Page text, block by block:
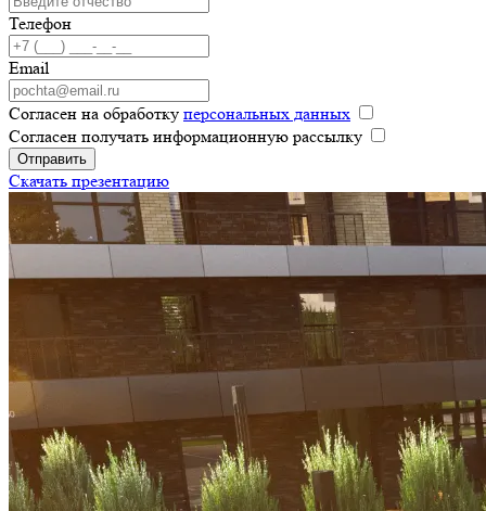
Телефон
Email
Согласен на обработку персональных данных
Согласен получать информационную рассылку
Отправить
Скачать презентацию